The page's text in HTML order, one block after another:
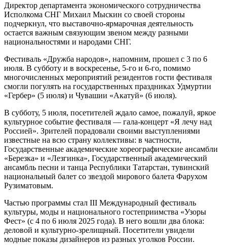
Директор департамента экономического сотрудничества
Исполкома СНГ Михаил Мыскин со своей стороны
подчеркнул, что выставочно-ярмарочная деятельность
остается важным связующим звеном между разными
национальностями и народами СНГ.
Фестиваль «Дружба народов», напомним, прошел с 3 по 6
июля. В субботу и в воскресенье, 5-го и 6-го, помимо
многочисленных мероприятий резидентов гости фестиваля
смогли погулять на государственных праздниках Удмуртии
«Гербер» (5 июля) и Чувашии «Акатуй» (6 июля).
В субботу, 5 июля, посетителей ждало самое, пожалуй, яркое
культурное событие фестиваля — гала-концерт «Я лечу над
Россией». Зрителей порадовали своими выступлениями
известные на всю страну коллективы: в частности,
Государственные академические хореографические ансамбли
«Березка» и «Лезгинка», Государственный академический
ансамбль песни и танца Республики Татарстан, тувинский
национальный балет со звездой мирового балета Фарухом
Рузиматовым.
Частью программы стал III Международный фестиваль
культуры, моды и национального гостеприимства «Узоры
Фест» (с 4 по 6 июля 2025 года). В него вошли два блока:
деловой и культурно-зрелищный. Посетители увидели
модные показы дизайнеров из разных уголков России.